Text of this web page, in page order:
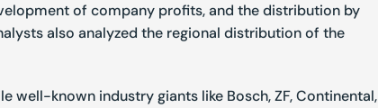
of company profits, and the distribution by
also analyzed the regional distribution of the
well-known industry giants like Bosch, ZF, Continental,